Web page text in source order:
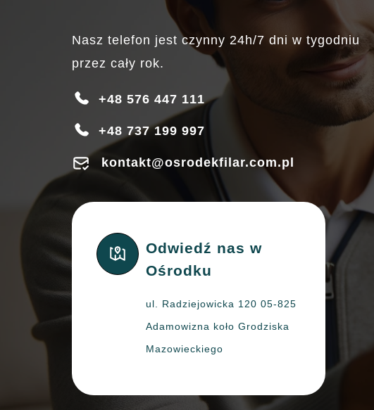
Nasz telefon jest czynny 24h/7 dni w tygodniu
przez cały rok.
+48 576 447 111
+48 737 199 997
kontakt@osrodekfilar.com.pl
Odwiedź nas w
Ośrodku
ul. Radziejowicka 120 05-825
Adamowizna koło Grodziska
Mazowieckiego